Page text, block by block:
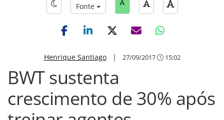
Fonte
Henrique Santiago| 27/09/2017 15:02
BWT sustenta
crescimento de 30% após